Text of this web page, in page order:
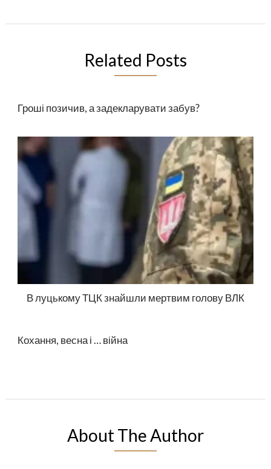
Related Posts
Гроші позичив, а задекларувати забув?
В луцькому ТЦК знайшли мертвим голову ВЛК
Кохання, весна і … війна
About The Author